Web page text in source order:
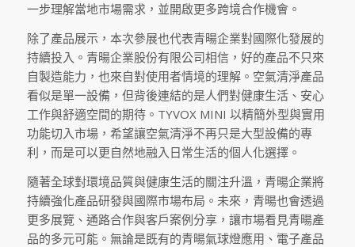
一步理解當地市場需求，並開啟更多跨境合作機會。
除了產品展示，本次參展也代表青暘企業對國際化發展的
持續投入。青暘企業股份有限公司相信，好的產品不只來
自製造能力，也來自對使用者情境的理解。空氣清淨產品
看似是單一設備，但背後連結的是人們對健康生活、安心
工作與舒適空間的期待。TYVOX MINI 以精簡外型與實用
功能切入市場，希望讓空氣清淨不再只是大型設備的專
利，而是可以更自然地融入日常生活的個人化選擇。
隨著全球對環境品質與健康生活的關注升溫，青暘企業將
持續強化產品研發與國際市場布局。未來，青暘也會透過
更多展覽、通路合作與客戶案例分享，讓市場看見青暘產
品的多元可能。無論是既有的青暘氣球燈應用、電子產品